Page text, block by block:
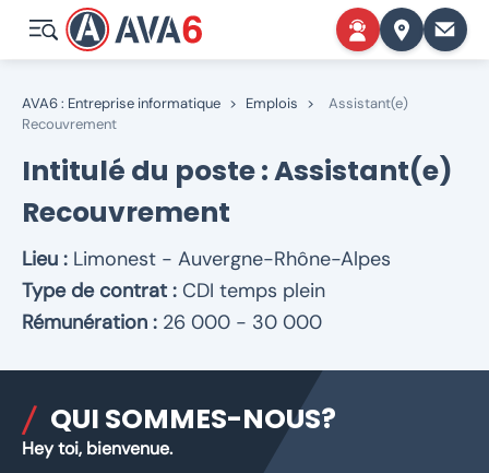
AVA6 : Entreprise informatique > Emplois >
Assistant(e)
Recouvrement
Intitulé du poste : Assistant(e)
Recouvrement
Lieu : Limonest - Auvergne-Rhône-Alpes
Type de contrat : CDI temps plein
Rémunération : 26 000 - 30 000
QUI SOMMES-NOUS?
Hey toi, bienvenue.